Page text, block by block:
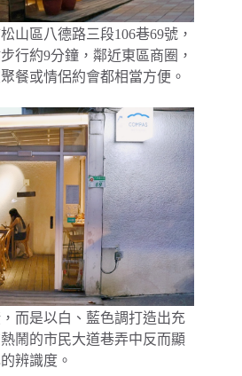
山區八德路三段106巷69號，
行約9分鐘，鄰近東區商圈，
餐或情侶約會都相當方便。
而是以白、藍色調打造出充
鬧的市民大道巷弄中反而顯
辨識度。